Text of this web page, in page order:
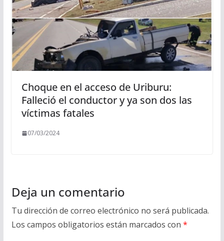
Choque en el acceso de Uriburu:
Falleció el conductor y ya son dos las
víctimas fatales
07/03/2024
Deja un comentario
Tu dirección de correo electrónico no será publicada.
Los campos obligatorios están marcados con *